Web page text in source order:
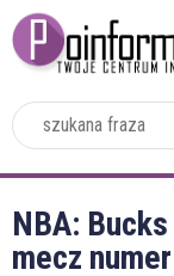
NBA:
mecz